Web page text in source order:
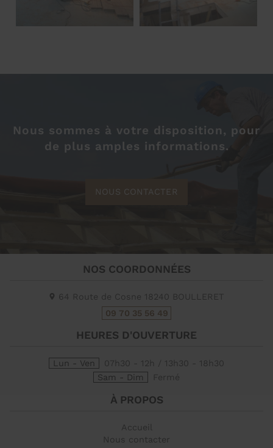
Nous sommes à votre disposition, pour
de plus amples informations.
NOUS CONTACTER
NOS COORDONNÉES
64 Route de Cosne 18240 BOULLERET
09 70 35 56 49
HEURES D'OUVERTURE
Lun - Ven
07h30 - 12h / 13h30 - 18h30
Sam - Dim
Fermé
À PROPOS
Accueil
Nous contacter